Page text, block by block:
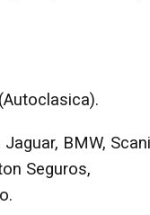
BMW,
Seguros,